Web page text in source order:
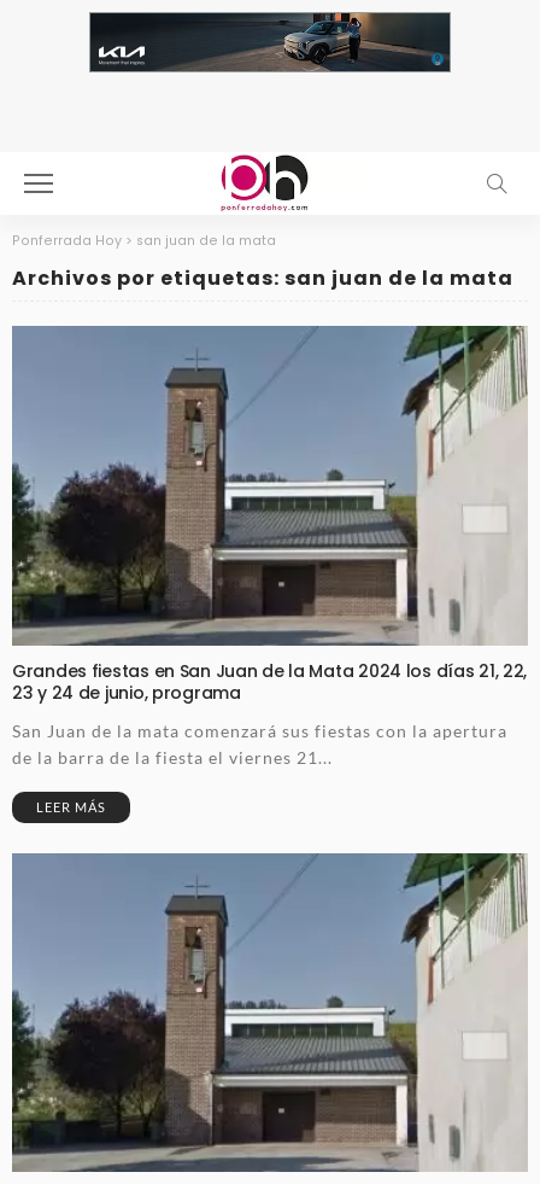
Ponferrada Hoy > san juan de la mata
Archivos por etiquetas: san juan de la mata
Grandes fiestas en San Juan de la Mata 2024 los días 21, 22,
23 y 24 de junio, programa
San Juan de la mata comenzará sus fiestas con la apertura
de la barra de la fiesta el viernes 21...
LEER MÁS